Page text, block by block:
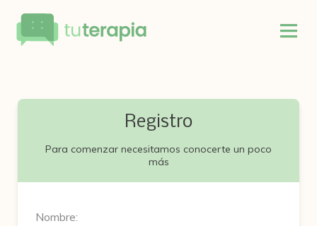
Registro
Para comenzar necesitamos conocerte un poco
más
Nombre: